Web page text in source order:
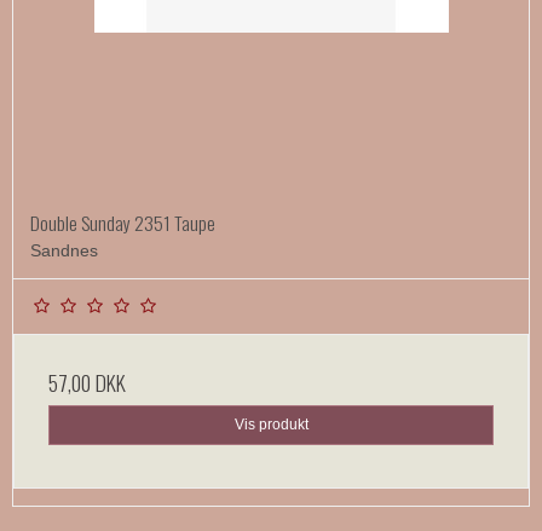
Double Sunday 2351 Taupe
Sandnes
57,00 DKK
Vis produkt